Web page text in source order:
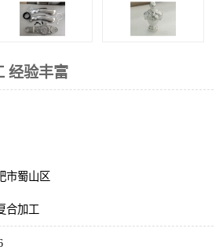
经验丰富
市蜀山区
合加工